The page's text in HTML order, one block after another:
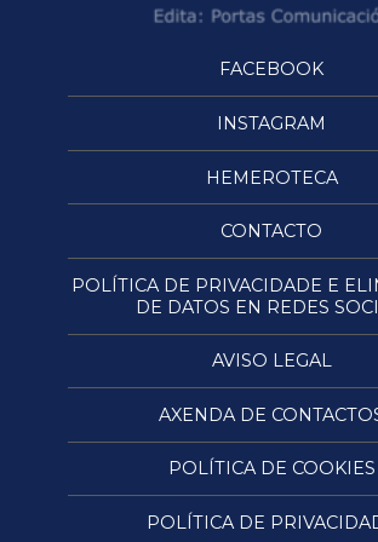
FACEBOOK
INSTAGRAM
HEMEROTECA
CONTACTO
POLÍTICA DE PRIVACIDADE E
DE DATOS EN REDES
AVISO LEGAL
AXENDA DE
POLÍTICA DE COOKIES
POLÍTICA DE